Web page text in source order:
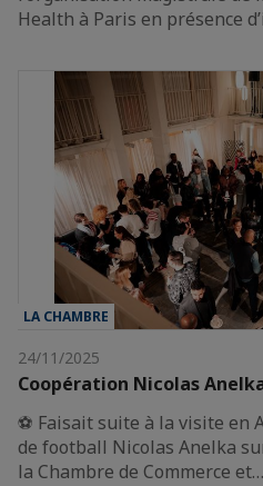
Health à Paris en présence
LA CHAMBRE
24/11/2025
Coopération Nicolas
⚽️ Faisait suite à la visite
de football Nicolas Anelka
la Chambre de Commerce et…